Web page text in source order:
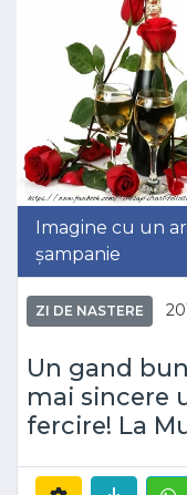
Imagine cu un
șampanie
ZI DE NASTERE
Un gand
mai sincere
fercire! La